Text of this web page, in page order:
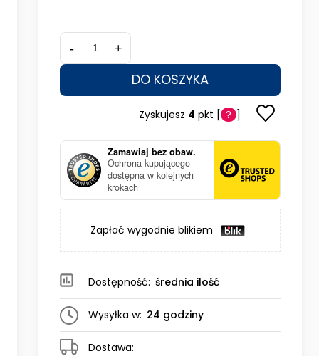
- +
DO KOSZYKA
Zyskujesz 4 pkt [ ? ]
Zamawiaj bez obaw.
Ochrona kupującego
dostępna w kolejnych
krokach
Zapłać wygodnie blikiem
Dostępność: średnia ilość
Wysyłka w: 24 godziny
Dostawa: